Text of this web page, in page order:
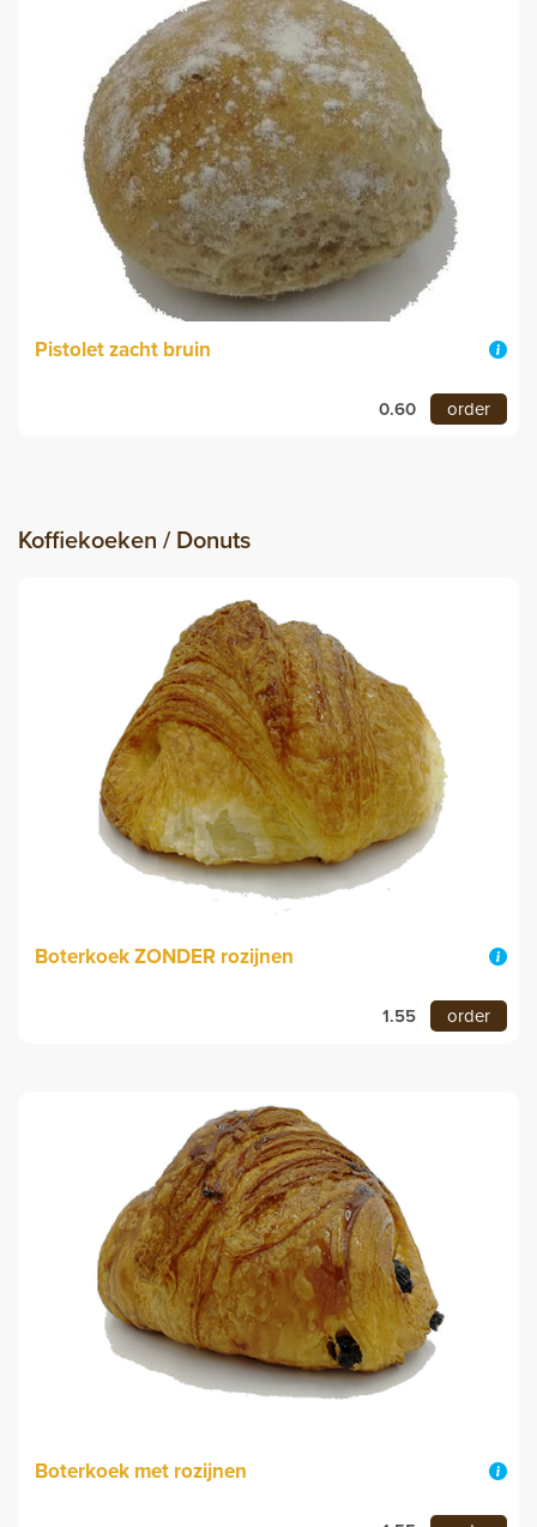
Pistolet zacht bruin
0.60 order
Koffiekoeken / Donuts
Boterkoek ZONDER rozijnen
1.55 order
Boterkoek met rozijnen